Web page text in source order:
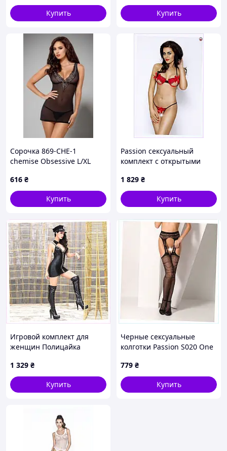
Купить
Купить
Сорочка 869-CHE-1
chemise Obsessive L/XL
616 ₴
Купить
Passion сексуальный
комплект с открытыми
95MX6E896
1 829 ₴
Купить
Игровой комплект для
женщин Полицайка
H95695T4
1 329 ₴
Купить
Черные сексуальные
колготки Passion S020 One
779 ₴
Купить